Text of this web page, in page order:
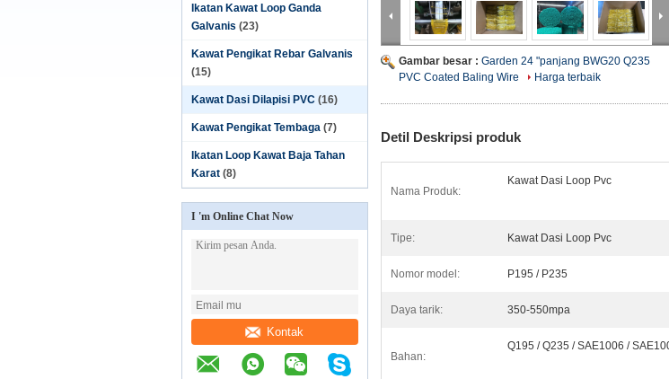
Ikatan Kawat Loop Ganda
Galvanis (23)
Kawat Pengikat Rebar Galvanis
(15)
Kawat Dasi Dilapisi PVC (16)
Kawat Pengikat Tembaga (7)
Ikatan Loop Kawat Baja Tahan
Karat (8)
I 'm Online Chat Now
Kontak
Gambar besar : Garden 24 "panjang BWG20 Q235
PVC Coated Baling Wire
Harga terbaik
Detil Deskripsi produk
Nama Produk:
Kawat Dasi Loop Pvc
Tipe: Kawat Dasi Loop Pvc
Nomor model: P195 / P235
Daya tarik: 350-550mpa
Bahan:
Q195 / Q235 / SAE1006 /